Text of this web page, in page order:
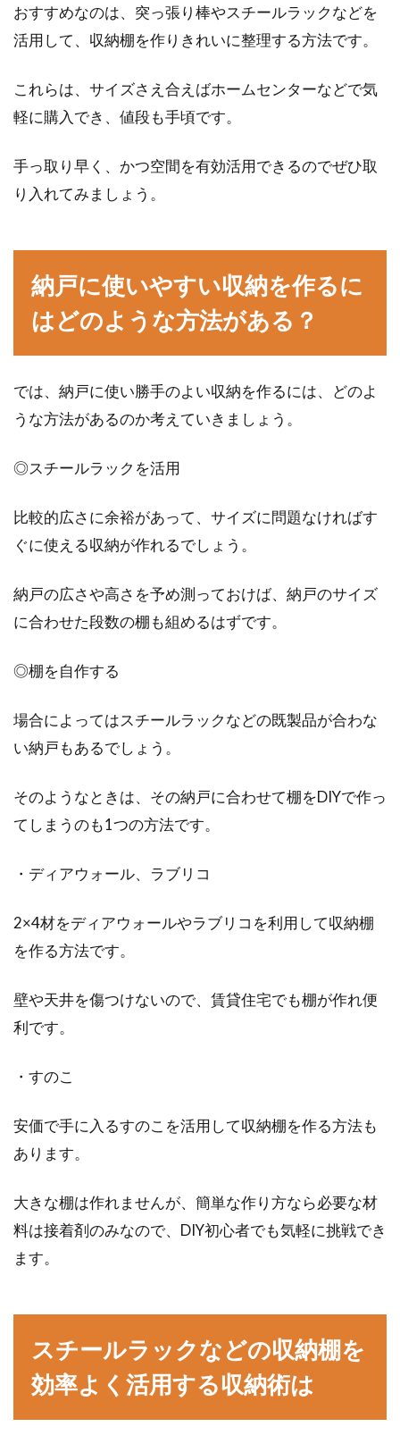
つり・ベタベタ掃除方法！
に剥がせる」という言葉には心惹かれますよ
ね。ジ...
窓のクレセント錠を交換するには？
住まいの窓の鍵がグラグラしてうまく閉まらな
いなど、お困りではありませんか？一般的な窓
について...
畳にフローリングマットを敷いても
大丈夫？カビ対策が重要！
畳にフローリングマットを敷くだけで、和室か
しかし、畳...
玄関ポーチの広さとは？床や階段は
タイル張りがおすすめ！
の出入り...
おすすめなのは、突っ張り棒やスチールラックなどを
活用して、収納棚を作りきれいに整理する方法です。
これらは、サイズさえ合えばホームセンターなどで気
軽に購入でき、値段も手頃です。
手っ取り早く、かつ空間を有効活用できるのでぜひ取
り入れてみましょう。
納戸に使いやすい収納を作るに
はどのような方法がある？
では、納戸に使い勝手のよい収納を作るには、どのよ
うな方法があるのか考えていきましょう。
◎スチールラックを活用
比較的広さに余裕があって、サイズに問題なければす
ぐに使える収納が作れるでしょう。
納戸の広さや高さを予め測っておけば、納戸のサイズ
に合わせた段数の棚も組めるはずです。
◎棚を自作する
場合によってはスチールラックなどの既製品が合わな
い納戸もあるでしょう。
そのようなときは、その納戸に合わせて棚をDIYで作っ
てしまうのも1つの方法です。
・ディアウォール、ラブリコ
2×4材をディアウォールやラブリコを利用して収納棚
を作る方法です。
壁や天井を傷つけないので、賃貸住宅でも棚が作れ便
利です。
・すのこ
安価で手に入るすのこを活用して収納棚を作る方法も
あります。
大きな棚は作れませんが、簡単な作り方なら必要な材
料は接着剤のみなので、DIY初心者でも気軽に挑戦でき
ます。
スチールラックなどの収納棚を
効率よく活用する収納術は